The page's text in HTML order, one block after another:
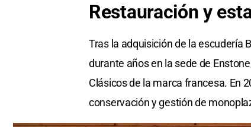
Restauración y
Tras la adquisición de la escudería
durante años en la sede de
Clásicos de la marca francesa. En
conservación y gestión de